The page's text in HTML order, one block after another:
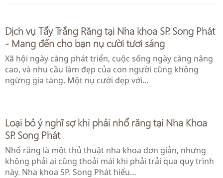
Dịch vụ Tẩy Trắng Răng tại Nha khoa SP. Song Phát
- Mang đến cho bạn nụ cười tươi sáng
Xã hội ngày càng phát triển, cuộc sống ngày càng nâng
cao, và nhu cầu làm đẹp của con người cũng không
ngừng gia tăng. Một nụ cười đẹp với…
Loại bỏ ý nghĩ sợ khi phải nhổ răng tại Nha Khoa
SP. Song Phát
Nhổ răng là một thủ thuật nha khoa đơn giản, nhưng
không phải ai cũng thoải mái khi phải trải qua quy trình
này. Nha khoa SP. Song Phát hiểu…